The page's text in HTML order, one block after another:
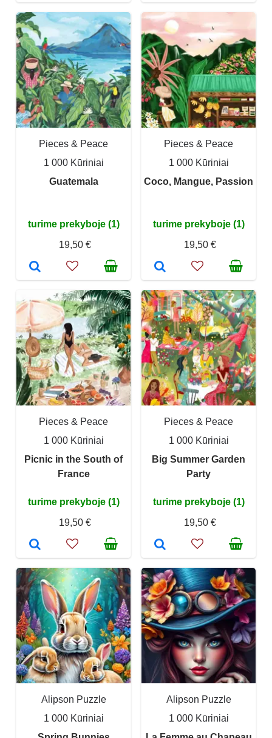
Pieces & Peace
1 000 Kūriniai
Guatemala
turime prekyboje (1)
19,50 €
Pieces & Peace
1 000 Kūriniai
Coco, Mangue, Passion
turime prekyboje (1)
19,50 €
Pieces & Peace
1 000 Kūriniai
Picnic in the South of
France
turime prekyboje (1)
19,50 €
Pieces & Peace
1 000 Kūriniai
Big Summer Garden
Party
turime prekyboje (1)
19,50 €
Alipson Puzzle
1 000 Kūriniai
Alipson Puzzle
1 000 Kūriniai